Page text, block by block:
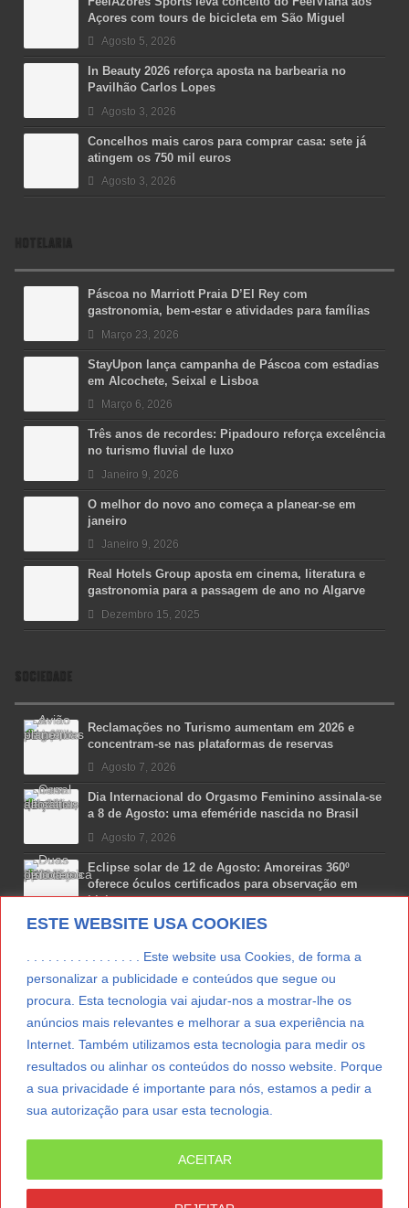
ESTE WEBSITE USA COOKIES
. . . . . . . . . . . . . . . . Este website usa Cookies, de forma a
personalizar a publicidade e conteúdos que segue ou
procura. Esta tecnologia vai ajudar-nos a mostrar-lhe os
anúncios mais relevantes e melhorar a sua experiência na
Internet. Também utilizamos esta tecnologia para medir os
resultados ou alinhar os conteúdos do nosso website. Porque
a sua privacidade é importante para nós, estamos a pedir a
sua autorização para usar esta tecnologia.
ACEITAR
Açores com tours de bicicleta em São Miguel
Agosto 5, 2026
In Beauty 2026 reforça aposta na barbearia no
Pavilhão Carlos Lopes
Agosto 3, 2026
Concelhos mais caros para comprar casa: sete já
atingem os 750 mil euros
Agosto 3, 2026
HOTELARIA
Páscoa no Marriott Praia D’El Rey com
gastronomia, bem-estar e atividades para famílias
Março 23, 2026
StayUpon lança campanha de Páscoa com estadias
em Alcochete, Seixal e Lisboa
Março 6, 2026
Três anos de recordes: Pipadouro reforça excelência
no turismo fluvial de luxo
Janeiro 9, 2026
O melhor do novo ano começa a planear-se em
janeiro
Janeiro 9, 2026
Real Hotels Group aposta em cinema, literatura e
gastronomia para a passagem de ano no Algarve
Dezembro 15, 2025
SOCIEDADE
Reclamações no Turismo aumentam em 2026 e
concentram-se nas plataformas de reservas
Agosto 7, 2026
Dia Internacional do Orgasmo Feminino assinala-se
a 8 de Agosto: uma efeméride nascida no Brasil
Agosto 7, 2026
Eclipse solar de 12 de Agosto: Amoreiras 360º
oferece óculos certificados para observação em
Lisboa
Agosto 7, 2026
Lua Afonso vence prémio internacional de liderança
Agosto 7, 2026
Preparar o carro para as férias de Verão
Agosto 5, 2026